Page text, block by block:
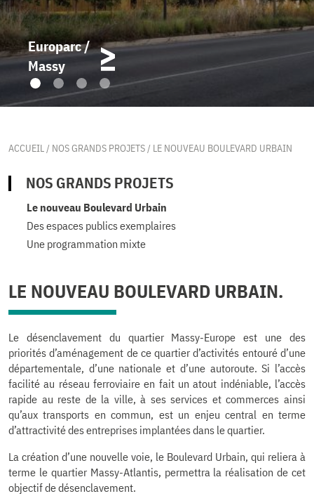
Europarc /
Massy
ACCUEIL/ NOS GRANDS PROJETS/ LE NOUVEAU BOULEVARD URBAIN
NOS GRANDS PROJETS
Le nouveau Boulevard Urbain
Des espaces publics exemplaires
Une programmation mixte
LE NOUVEAU BOULEVARD URBAIN.
Le désenclavement du quartier Massy-Europe est une des
priorités d’aménagement de ce quartier d’activités entouré d’une
départementale, d’une nationale et d’une autoroute. Si l’accès
facilité au réseau ferroviaire en fait un atout indéniable, l’accès
rapide au reste de la ville, à ses services et commerces ainsi
qu’aux transports en commun, est un enjeu central en terme
d’attractivité des entreprises implantées dans le quartier.
La création d’une nouvelle voie, le Boulevard Urbain, qui reliera à
terme le quartier Massy-Atlantis, permettra la réalisation de cet
objectif de désenclavement.